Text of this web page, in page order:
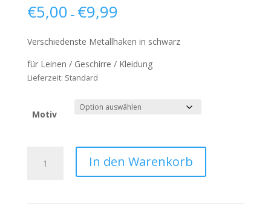
€5,00 – €9,99
Verschiedenste Metallhaken in schwarz
für Leinen / Geschirre / Kleidung
Lieferzeit: Standard
Motiv
Metall-
In den Warenkorb